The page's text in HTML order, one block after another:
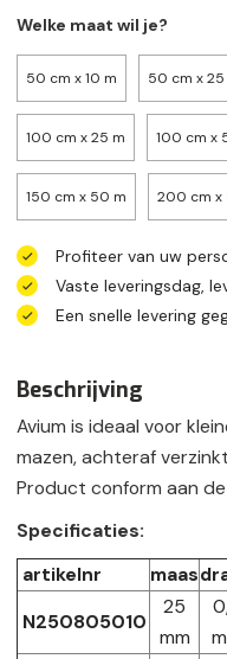
Welke maat wil je?
50 cm x 10 m 50 cm x 25
100 cm x 25 m 100 cm x
150 cm x 50 m 200 cm x
Profiteer van uw
Vaste leveringsdag,
Een snelle levering
Beschrijving
Avium is ideaal voor
mazen, achteraf
Product conform aan de
Specificaties:
artikelnr
maas
N250805010
25
mm